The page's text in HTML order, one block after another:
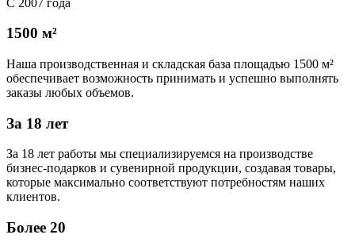
1500 м²
Наша производственная и складская база площадью 1500 м²
обеспечивает возможность принимать и успешно выполнять
заказы любых объемов.
За 18 лет
За 18 лет работы мы специализируемся на производстве
бизнес-подарков и сувенирной продукции, создавая товары,
которые максимально соответствуют потребностям наших
клиентов.
Более 20